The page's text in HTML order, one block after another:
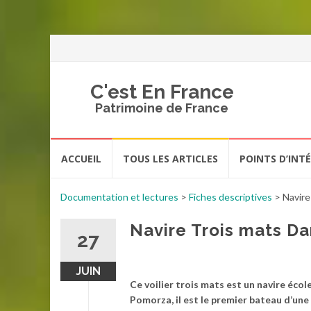
C'est En France
Patrimoine de France
ACCUEIL TOUS LES ARTICLES POINTS
Documentation et lectures > Fiches descriptives >
27
JUIN
Navire Trois mats
Ce voilier trois mats est un navire
Pomorza, il est le premier bateau